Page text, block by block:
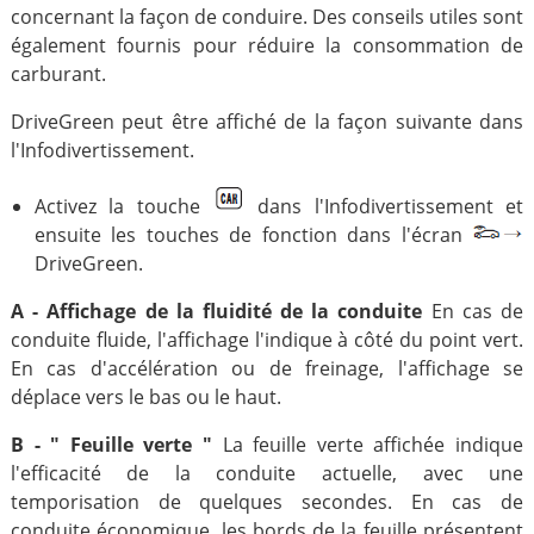
concernant la façon de conduire. Des conseils utiles sont
également fournis pour réduire la consommation de
carburant.
DriveGreen peut être affiché de la façon suivante dans
l'Infodivertissement.
Activez la touche
dans l'Infodivertissement et
ensuite les touches de fonction dans l'écran
DriveGreen.
A - Affichage de la fluidité de la conduite En cas de
conduite fluide, l'affichage l'indique à côté du point vert.
En cas d'accélération ou de freinage, l'affichage se
déplace vers le bas ou le haut.
B - " Feuille verte " La feuille verte affichée indique
l'efficacité de la conduite actuelle, avec une
temporisation de quelques secondes. En cas de